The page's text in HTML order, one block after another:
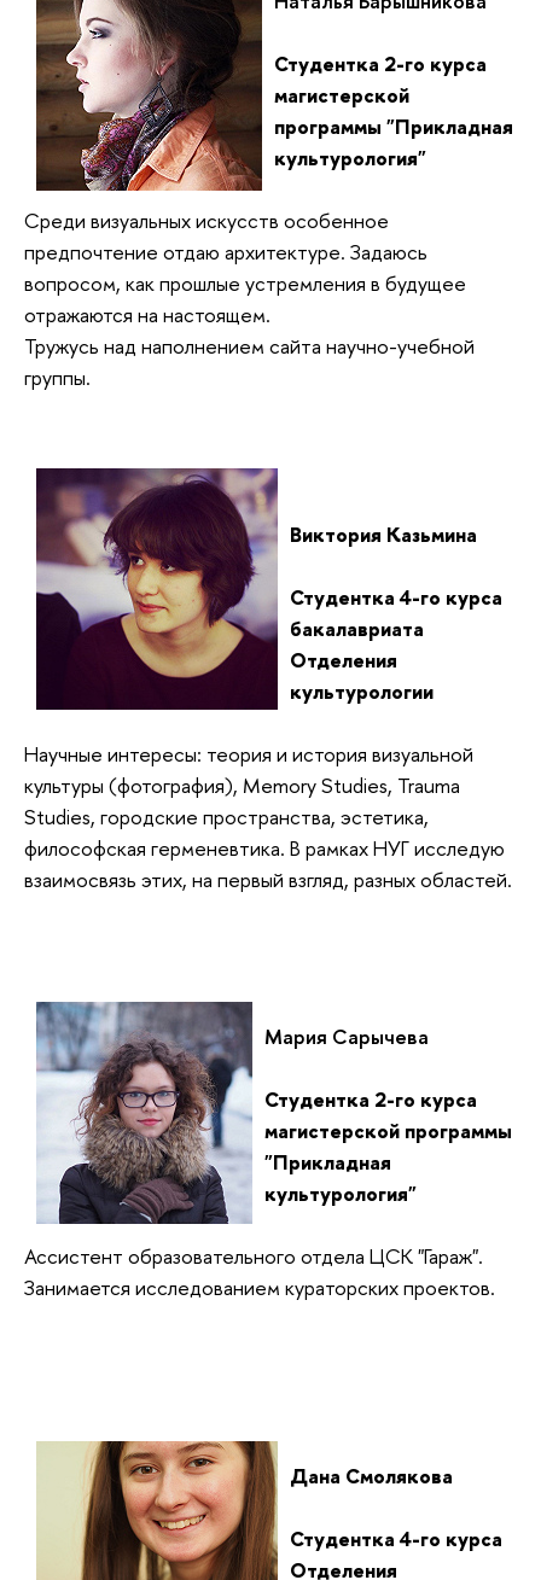
Студентка 2-го курса
магистерской
программы "Прикладная
культурология"
Среди визуальных искусств особенное
предпочтение отдаю архитектуре. Задаюсь
вопросом, как прошлые устремления в будущее
отражаются на настоящем.
Тружусь над наполнением сайта научно-учебной
группы.
Виктория Казьмина
Студентка 4-го курса
бакалавриата
Отделения
культурологии
Научные интересы: теория и история визуальной
культуры (фотография), Memory Studies, Trauma
Studies, городские пространства, эстетика,
философская герменевтика. В рамках НУГ исследую
взаимосвязь этих, на первый взгляд, разных областей.
Мария Сарычева
Студентка 2-го курса
магистерской программы
"Прикладная
культурология"
Ассистент образовательного отдела ЦСК "Гараж".
Занимается исследованием кураторских проектов.
Дана Смолякова
Студентка 4-го курса
Отделения